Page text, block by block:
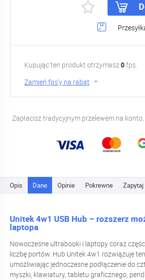
Kupując ten produkt otrzymasz0fps.
Zamień fps'y na rabat
Zapłacisz tradycyjnym przelewem na
Opis Dane Opinie Pokrewne Zapytaj
Unitek 4w1 USB Hub – rozszerz
laptopa
Nowoczesne ultrabooki i laptopy coraz
liczbę portów. Hub Unitek 4w1 rozwiązuje
umożliwiając jednoczesne podłączenie do
myszki, klawiatury, tabletu graficznego,